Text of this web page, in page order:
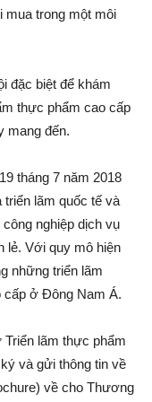
mua trong một môi
đặc biệt để khám
thực phẩm cao cấp
mang đến.
tháng 7 năm 2018
lãm quốc tế và
nghiệp dịch vụ
lẻ. Với quy mô hiện
những triển lãm
cấp ở Đông Nam Á.
lãm thực phẩm
và gửi thông tin về
về cho Thương